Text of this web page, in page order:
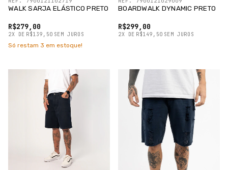
WALK SARJA ELÁSTICO PRETO
R$279,00
2X DE R$139,50 SEM JUROS
Só restam 3 em estoque!
BOARDWALK DYNAMIC PRETO
R$299,00
2X DE R$149,50 SEM JUROS